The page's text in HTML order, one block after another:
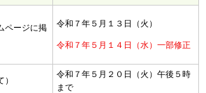
ページに掲
令和７年５月１３日（火）
令和７年５月１４日（水）一部修正
令和７年５月２０日（火）午後５時
まで